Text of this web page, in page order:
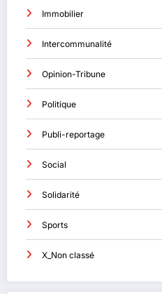
Immobilier
Intercommunalité
Opinion-Tribune
Politique
Publi-reportage
Social
Solidarité
Sports
X_Non classé